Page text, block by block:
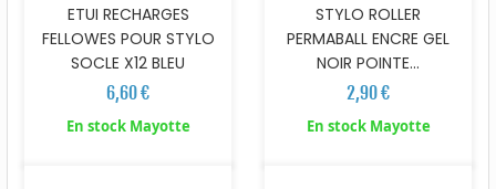
ETUI RECHARGES
FELLOWES POUR STYLO
SOCLE X12 BLEU
6,60 €
En stock Mayotte
STYLO ROLLER
PERMABALL ENCRE GEL
NOIR POINTE...
2,90 €
En stock Mayotte